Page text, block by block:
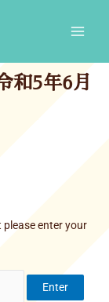
和5年6月
enter your